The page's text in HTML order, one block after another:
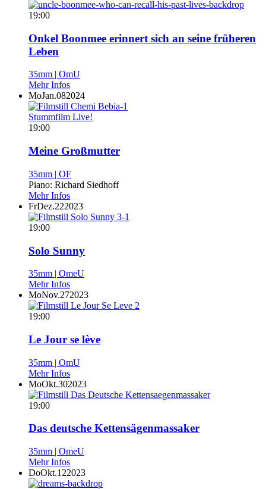
19:00
Onkel Boonmee erinnert sich an seine früheren
Leben
35mm | OmU
Mehr Infos
MoJan.082024
Stummfilm Live!
19:00
Meine Großmutter
35mm | OF
Piano: Richard Siedhoff
Mehr Infos
FrDez.222023
19:00
Solo Sunny
35mm | OmeU
Mehr Infos
MoNov.272023
19:00
Le Jour se lève
35mm | OmU
Mehr Infos
MoOkt.302023
19:00
Das deutsche Kettensägenmassaker
35mm | OmeU
Mehr Infos
DoOkt.122023